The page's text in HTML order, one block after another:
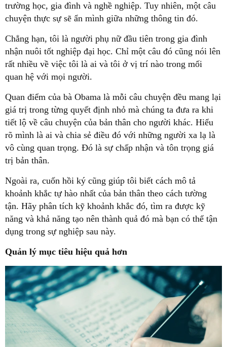
trường học, gia đình và nghề nghiệp. Tuy nhiên, một câu
chuyện thực sự sẽ ẩn mình giữa những thông tin đó.
Chẳng hạn, tôi là người phụ nữ đầu tiên trong gia đình
nhận nuôi tốt nghiệp đại học. Chỉ một câu đó cũng nói lên
rất nhiều về việc tôi là ai và tôi ở vị trí nào trong mối
quan hệ với mọi người.
Quan điểm của bà Obama là mỗi câu chuyện đều mang lại
giá trị trong từng quyết định nhỏ mà chúng ta đưa ra khi
tiết lộ về câu chuyện của bản thân cho người khác. Hiểu
rõ mình là ai và chia sẻ điều đó với những người xa lạ là
vô cùng quan trọng. Đó là sự chấp nhận và tôn trọng giá
trị bản thân.
Ngoài ra, cuốn hồi ký cũng giúp tôi biết cách mô tả
khoảnh khắc tự hào nhất của bản thân theo cách tường
tận. Hãy phân tích kỹ khoảnh khắc đó, tìm ra được kỹ
năng và khả năng tạo nên thành quả đó mà bạn có thể tận
dụng trong sự nghiệp sau này.
Quản lý mục tiêu hiệu quả hơn